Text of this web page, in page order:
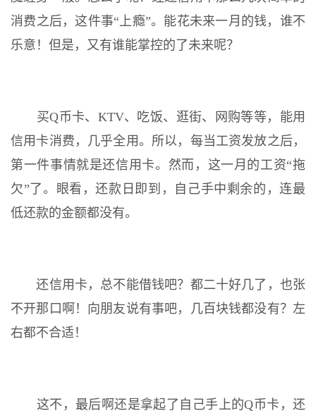
消费之后，这件事“上瘾”。能花未来一月的钱，谁不
乐意！但是，又有谁能掌控的了未来呢？
买Q币卡、KTV、吃饭、逛街、网购等等，能用
信用卡消费，几乎全用。所以，每当工资发放之后，
第一件事情就是还信用卡。然而，这一月的工资“拖
欠”了。眼看，还款日即到，自己手中剩余的，连最
低还款的金额都没有。
还信用卡，总不能借钱吧？都二十好几了，也张
不开那口啊！向朋友说有事吧，几百块钱都没有？左
右都不合适！
这不，最后啊还是拿起了自己手上的Q币卡，还